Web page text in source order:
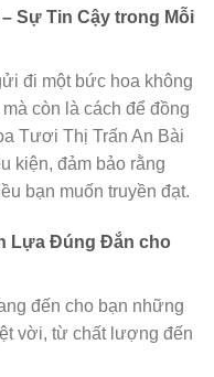
Sự Tin Cậy trong Mỗi
đi một bức hoa không
còn là cách để đồng
Tươi Thị Trấn An Bài
kiện, đảm bảo rằng
bạn muốn truyền đạt.
Lựa Đúng Đắn cho
đến cho bạn những
vời, từ chất lượng đến